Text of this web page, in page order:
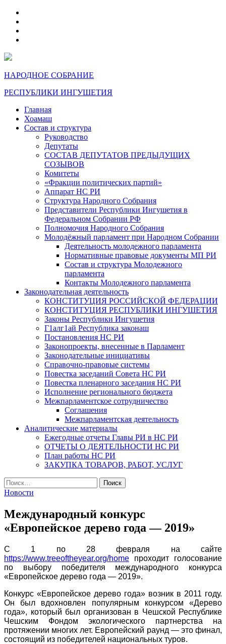
НАРОДНОЕ СОБРАНИЕ
РЕСПУБЛИКИ ИНГУШЕТИЯ
Главная
Хоамаш
Состав и структура
Руководство
Депутаты
СОСТАВ ДЕПУТАТОВ ПРЕДЫДУЩИХ
СОЗЫВОВ
Комитеты
«Фракции политических партий»
Аппарат НС РИ
Структура Народного Собрания
Представители Республики Ингушетия в
Федеральном Собрании РФ
Полномочия Народного Собрания
Молодёжный парламент при Народном Собрании
Деятельность молодежного парламента
Нормативные правовые документы МП РИ
Состав и структура Молодежного
парламента
Контакты Молодежного парламента
Законодательная деятельность
КОНСТИТУЦИЯ РОССИЙСКОЙ ФЕДЕРАЦИИ
КОНСТИТУЦИЯ РЕСПУБЛИКИ ИНГУШЕТИЯ
Законы Республики Ингушетия
Г1алг1ай Республика законаш
Постановления НС РИ
Законопроекты, внесенные в Парламент
Законодательные инициативы
Справочно-правовые системы
Повестка заседаний Совета НС РИ
Повестка пленарного заседания НС РИ
Исполнение регионального бюджета
Межпарламентское сотрудничество
Соглашения
Межпарламентская деятельность
Аналитические материалы
Ежегодные отчеты Главы РИ в НС РИ
ОТЧЕТЫ О ДЕЯТЕЛЬНОСТИ НС РИ
План работы НС РИ
ЗАКУПКА ТОВАРОВ, РАБОТ, УСЛУГ
Найти:
Новости
Международный конкурс
«Европейское дерево года — 2019»
С 1 по 28 февраля на сайте
https://www.treeoftheyear.org/home проходит голосование
по выбору победителя международного конкурса
«Европейское дерево года — 2019».
Конкурс «Европейское дерево года» возник в 2011 году.
Он был вдохновлен популярным конкурсом «Дерево
года», который был организован в Чешской Республике
Чешским Фондом экологического партнерства на
протяжении многих лет. Европейский раунд — это финал,
состоящий из победителей национальных туров.